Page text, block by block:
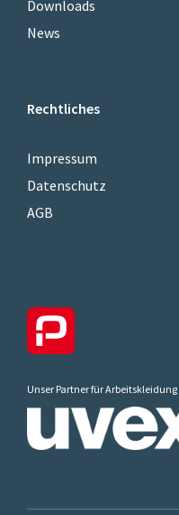
Downloads
News
Rechtliches
Impressum
Datenschutz
AGB
Unser Partner für Arbeitskleidung